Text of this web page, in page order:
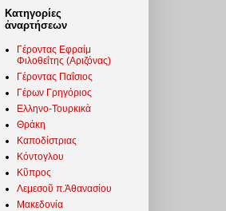
Κατηγορίες
ἀναρτήσεων
Γέροντας Εφραίμ
Φιλοθεΐτης (Αριζόνας)
Γέροντας Παΐσιος
Γέρων Γρηγόριος
Ελληνο-Τουρκικὰ
Θράκη
Καποδίστριας
Κόντογλου
Κῦπρος
Λεμεσοῦ π.Ἀθανασίου
Μακεδονία